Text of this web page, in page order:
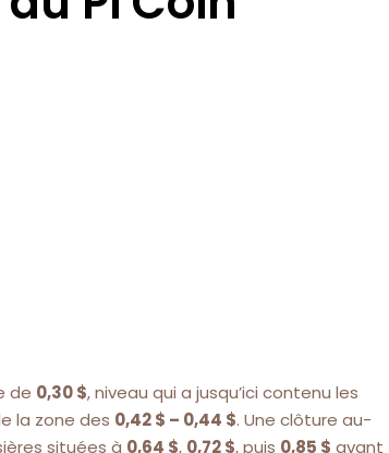
de 0,30 $, niveau qui a jusqu’ici contenu les
la zone des 0,42 $ – 0,44 $. Une clôture au-
situées à 0,64 $, 0,72 $, puis 0,85 $ avant